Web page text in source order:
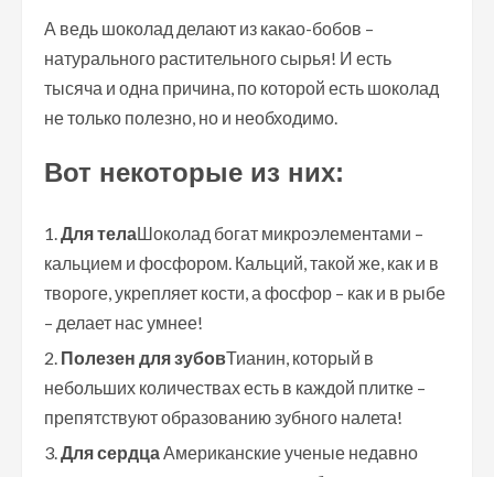
А ведь шоколад делают из какао-бобов –
натурального растительного сырья! И есть
тысяча и одна причина, по которой есть шоколад
не только полезно, но и необходимо.
Вот некоторые из них:
Для телаШоколад богат микроэлементами –
кальцием и фосфором. Кальций, такой же, как и в
твороге, укрепляет кости, а фосфор – как и в рыбе
– делает нас умнее!
Полезен для зубовТианин, который в
небольших количествах есть в каждой плитке –
препятствуют образованию зубного налета!
Для сердца Американские ученые недавно